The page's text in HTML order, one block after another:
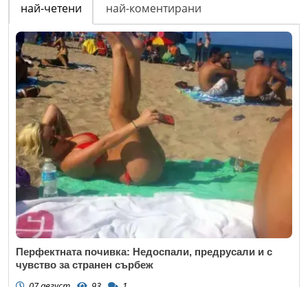
най-четени най-коментирани
Перфектната почивка: Недоспали, предрусали и с
чувство за странен сърбеж